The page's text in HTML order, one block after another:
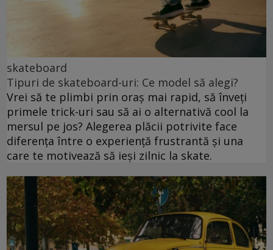
skateboard
Tipuri de skateboard-uri: Ce model să alegi?
Vrei să te plimbi prin oraș mai rapid, să înveți
primele trick-uri sau să ai o alternativă cool la
mersul pe jos? Alegerea plăcii potrivite face
diferența între o experiență frustrantă și una
care te motivează să ieși zilnic la skate.